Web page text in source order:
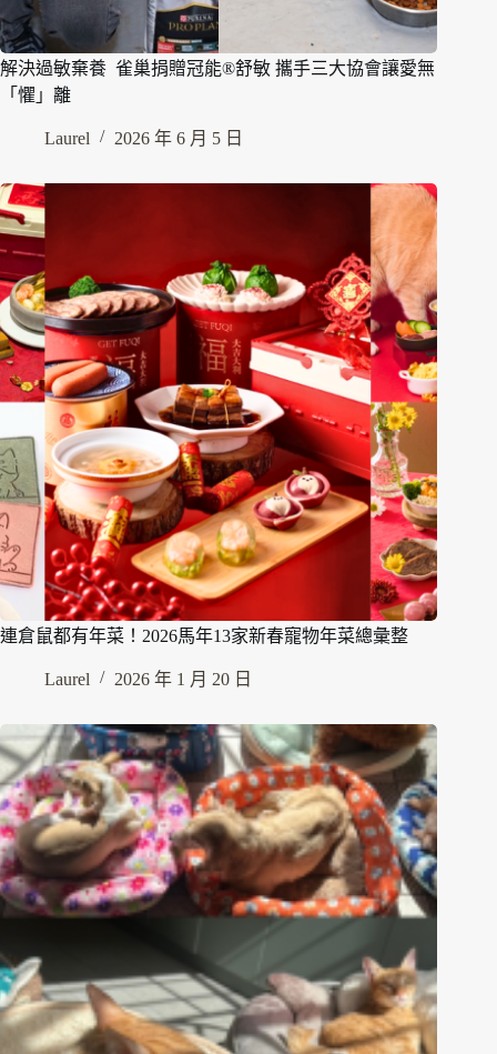
解決過敏棄養 雀巢捐贈冠能®舒敏 攜手三大協會讓愛無
「懼」離
Laurel 2026 年 6 月 5 日
連倉鼠都有年菜！2026馬年13家新春寵物年菜總彙整
Laurel 2026 年 1 月 20 日